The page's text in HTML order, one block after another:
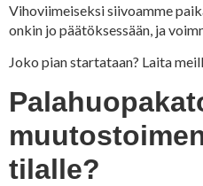
Vihoviimeiseksi siivoamme
onkin jo päätöksessään, ja
Joko pian startataan? Laita
tilalle?